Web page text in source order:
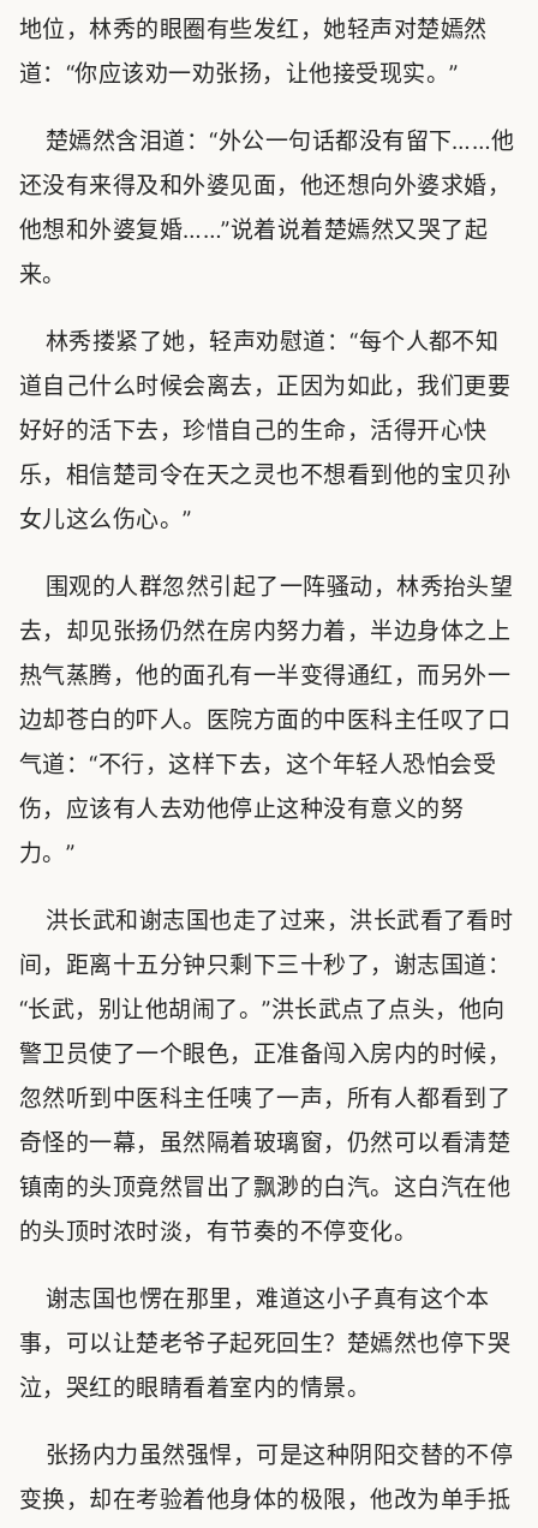
地位，林秀的眼圈有些发红，她轻声对楚嫣然
道：“你应该劝一劝张扬，让他接受现实。”
楚嫣然含泪道：“外公一句话都没有留下……他
还没有来得及和外婆见面，他还想向外婆求婚，
他想和外婆复婚……”说着说着楚嫣然又哭了起
来。
林秀搂紧了她，轻声劝慰道：“每个人都不知
道自己什么时候会离去，正因为如此，我们更要
好好的活下去，珍惜自己的生命，活得开心快
乐，相信楚司令在天之灵也不想看到他的宝贝孙
女儿这么伤心。”
围观的人群忽然引起了一阵骚动，林秀抬头望
去，却见张扬仍然在房内努力着，半边身体之上
热气蒸腾，他的面孔有一半变得通红，而另外一
边却苍白的吓人。医院方面的中医科主任叹了口
气道：“不行，这样下去，这个年轻人恐怕会受
伤，应该有人去劝他停止这种没有意义的努
力。”
洪长武和谢志国也走了过来，洪长武看了看时
间，距离十五分钟只剩下三十秒了，谢志国道：
“长武，别让他胡闹了。”洪长武点了点头，他向
警卫员使了一个眼色，正准备闯入房内的时候，
忽然听到中医科主任咦了一声，所有人都看到了
奇怪的一幕，虽然隔着玻璃窗，仍然可以看清楚
镇南的头顶竟然冒出了飘渺的白汽。这白汽在他
的头顶时浓时淡，有节奏的不停变化。
谢志国也愣在那里，难道这小子真有这个本
事，可以让楚老爷子起死回生？楚嫣然也停下哭
泣，哭红的眼睛看着室内的情景。
张扬内力虽然强悍，可是这种阴阳交替的不停
变换，却在考验着他身体的极限，他改为单手抵